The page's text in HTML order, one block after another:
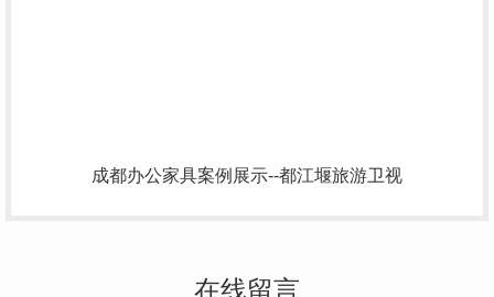
成都办公家具案例展示--都江堰旅游卫视
在线留言